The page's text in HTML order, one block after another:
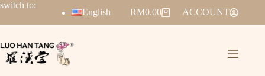
switch to:
English RM0.00 ACCOUNT